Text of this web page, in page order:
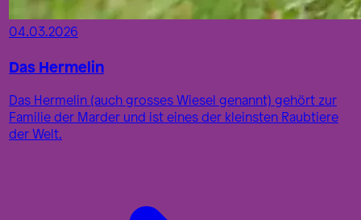
04.03.2026
Das Hermelin
Das Hermelin (auch grosses Wiesel genannt) gehört zur
Familie der Marder und ist eines der kleinsten Raubtiere
der Welt.